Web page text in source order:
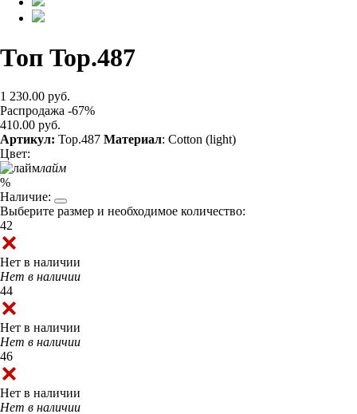
Топ Top.487
1 230.00 руб.
Распродажа -67%
410.00 руб.
Артикул: Top.487 Материал: Cotton (light)
Цвет:
лайм
%
Наличие:
Выберите размер и необходимое количество:
42
Нет в наличии
Нет в наличии
44
Нет в наличии
Нет в наличии
46
Нет в наличии
Нет в наличии